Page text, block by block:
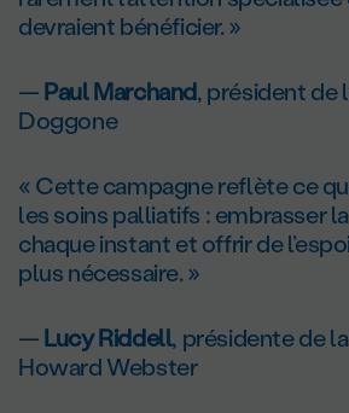
devraient bénéficier. »
—Paul Marchand, président de
Doggone
« Cette campagne reflète ce
les soins palliatifs : embrasser
chaque instant et offrir de
plus nécessaire. »
—Lucy Riddell, présidente de
Howard Webster